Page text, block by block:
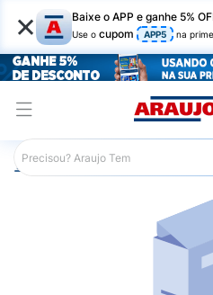
× Baixe o APP e ganhe 5%
Use o cupom APP5 na
Araujo Medicamentos